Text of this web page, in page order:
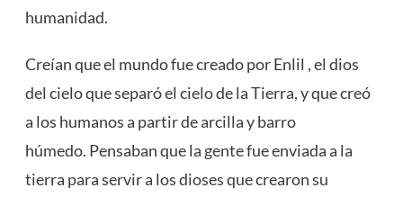
humanidad.
Creían que el mundo fue creado por Enlil , el dios
del cielo que separó el cielo de la Tierra, y que creó
a los humanos a partir de arcilla y barro
húmedo. Pensaban que la gente fue enviada a la
tierra para servir a los dioses que crearon su